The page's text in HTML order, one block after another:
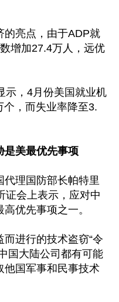
的亮点，由于ADP就
增加27.4万人，远优
示，4月份美国就业机
，而失业率降至3.
是美最优先事项
理国防部长帕特里
证会上表示，应对中
优先事项之一。
进行的技术盗窃“令
国大陆公司都有可能
他国军事和民事技术